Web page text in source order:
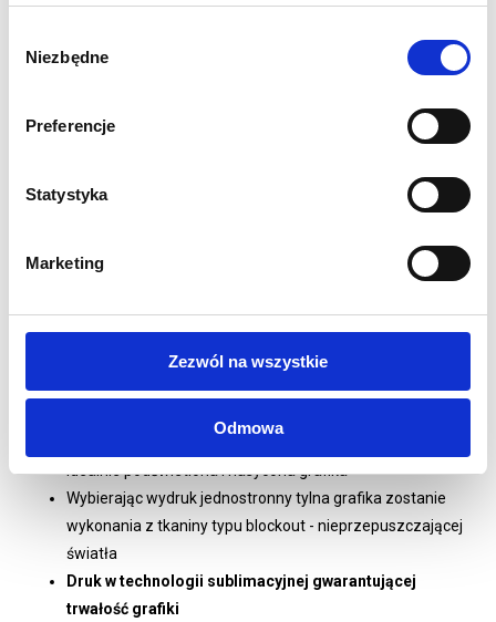
zgody
Niezbędne
Preferencje
Statystyka
Marketing
Zezwól na wszystkie
Odmowa
Grafika jednostronna lub dwustronna do wyboru
Grafika mocowana za pomocą silikonowego obszycia
Stopy stabilizujące w zestawie
Ramy mocowane za pomocą dedykowanych zaczepów
Waga całego systemu: 17 kg
WYDRUK:
Idealnie podświetlona i nasycona grafika
Wybierając wydruk jednostronny tylna grafika zostanie
wykonania z tkaniny typu blockout - nieprzepuszczającej
światła
Druk w technologii sublimacyjnej gwarantującej
trwałość grafiki